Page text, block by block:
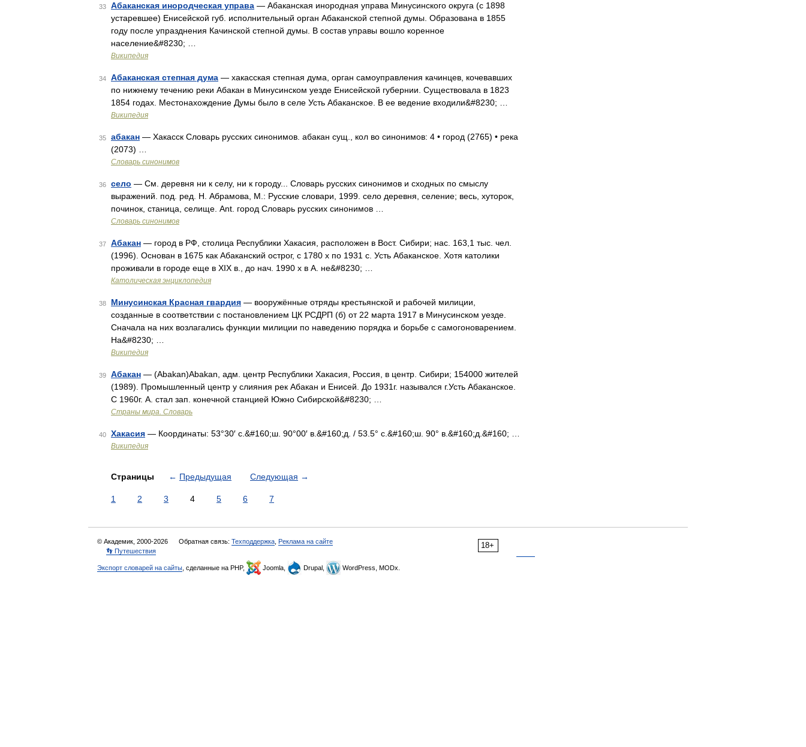
33 Абаканская инородческая управа — Абаканская инородная управа Минусинского округа (с 1898
устаревшее) Енисейской губ. исполнительный орган Абаканской степной думы. Образована в 1855
году после упразднения Качинской степной думы. В состав управы вошло коренное
население&#8230; …
Википедия
34 Абаканская степная дума — хакасская степная дума, орган самоуправления качинцев, кочевавших
по нижнему течению реки Абакан в Минусинском уезде Енисейской губернии. Существовала в 1823
1854 годах. Местонахождение Думы было в селе Усть Абаканское. В ее ведение входили&#8230; …
Википедия
35 абакан — Хакасск Словарь русских синонимов. абакан сущ., кол во синонимов: 4 • город (2765) • река
(2073) …
Словарь синонимов
36 село — См. деревня ни к селу, ни к городу... Словарь русских синонимов и сходных по смыслу
выражений. под. ред. Н. Абрамова, М.: Русские словари, 1999. село деревня, селение; весь, хуторок,
починок, станица, селище. Ant. город Словарь русских синонимов …
Словарь синонимов
37 Абакан — город в РФ, столица Республики Хакасия, расположен в Вост. Сибири; нас. 163,1 тыс. чел.
(1996). Основан в 1675 как Абаканский острог, с 1780 х по 1931 с. Усть Абаканское. Хотя католики
проживали в городе еще в XIX в., до нач. 1990 х в А. не&#8230; …
Католическая энциклопедия
38 Минусинская Красная гвардия — вооружённые отряды крестьянской и рабочей милиции,
созданные в соответствии с постановлением ЦК РСДРП (б) от 22 марта 1917 в Минусинском уезде.
Сначала на них возлагались функции милиции по наведению порядка и борьбе с самогоноварением.
На&#8230; …
Википедия
39 Абакан — (Abakan)Abakan, адм. центр Республики Хакасия, Россия, в центр. Сибири; 154000 жителей
(1989). Промышленный центр у слияния рек Абакан и Енисей. До 1931г. назывался г.Усть Абаканское.
С 1960г. А. стал зап. конечной станцией Южно Сибирской&#8230; …
Страны мира. Словарь
40 Хакасия — Координаты: 53°30′ с.&#160;ш. 90°00′ в.&#160;д. / 53.5° с.&#160;ш. 90° в.&#160;д.&#160; …
Википедия
Страницы ← Предыдущая Следующая →
1 2 3 4 5 6 7
18+
© Академик, 2000-2026 Обратная связь: Техподдержка Реклама на сайте
👣 Путешествия
Экспорт словарей на сайты , сделанные на PHP, Joomla, Drupal, WordPress, MODx.